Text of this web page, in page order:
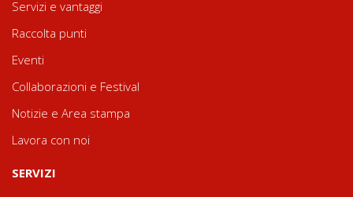
Servizi e vantaggi
Raccolta punti
Eventi
Collaborazioni e Festival
Notizie e Area stampa
Lavora con noi
SERVIZI